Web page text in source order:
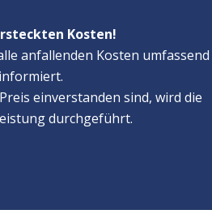
Kosten!
anfallenden Kosten umfassend
informiert.
einverstanden sind, wird die
durchgeführt.